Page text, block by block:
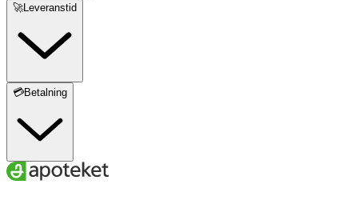
🚀Leveranstid
💳Betalning